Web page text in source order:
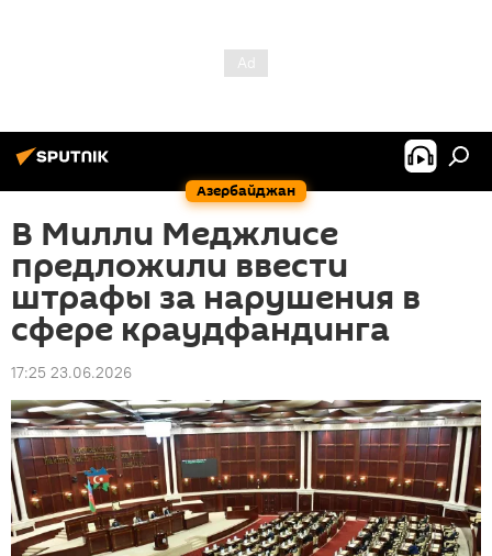
Азербайджан
В Милли Меджлисе
предложили ввести
штрафы за нарушения в
сфере краудфандинга
17:25 23.06.2026